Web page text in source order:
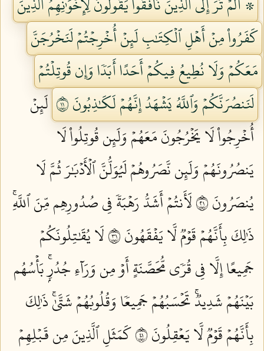
كَفَرُواْ مِنۡ أَهۡلِ ٱلۡكِتَٰبِ لَئِنۡ أُخۡرِجۡتُمۡ لَنَخۡرُجَنَّ
مَعَكُمۡ وَلَا نُطِيعُ فِيكُمۡ أَحَدًا أَبَدٗا وَإِن قُوتِلۡتُمۡ
لَنَنصُرَنَّكُمۡ وَٱللَّهُ يَشۡهَدُ إِنَّهُمۡ لَكَٰذِبُونَ ١١
لَئِنۡ
أُخۡرِجُواْ لَا يَخۡرُجُونَ مَعَهُمۡ وَلَئِن قُوتِلُواْ لَا
يَنصُرُونَهُمۡ وَلَئِن نَّصَرُوهُمۡ لَيُوَلُّنَّ ٱلۡأَدۡبَٰرَ ثُمَّ لَا
يُنصَرُونَ ١٢
لَأَنتُمۡ أَشَدُّ رَهۡبَةٗ فِي صُدُورِهِم مِّنَ ٱللَّهِۚ
ذَٰلِكَ بِأَنَّهُمۡ قَوۡمٞ لَّا يَفۡقَهُونَ ١٣
لَا يُقَٰتِلُونَكُمۡ
جَمِيعًا إِلَّا فِي قُرٗى مُّحَصَّنَةٍ أَوۡ مِن وَرَآءِ جُدُرِۭۚ بَأۡسُهُم
بَيۡنَهُمۡ شَدِيدٞۚ تَحۡسَبُهُمۡ جَمِيعٗا وَقُلُوبُهُمۡ شَتَّىٰۚ ذَٰلِكَ
بِأَنَّهُمۡ قَوۡمٞ لَّا يَعۡقِلُونَ ١٤
كَمَثَلِ ٱلَّذِينَ مِن قَبۡلِهِمۡ